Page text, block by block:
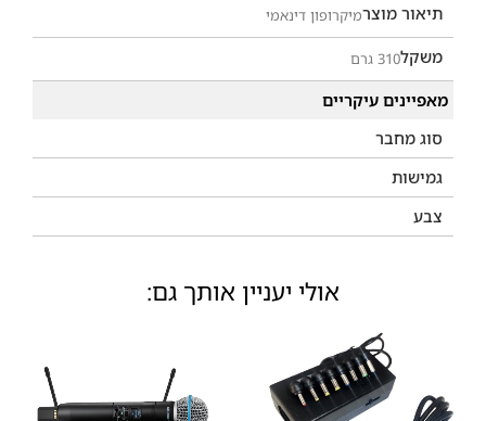
תיאור מוצרמיקרופון דינאמי
משקל310 גרם
מאפיינים עיקריים
סוג מחבר
גמישות
צבע
אולי יעניין אותך גם: